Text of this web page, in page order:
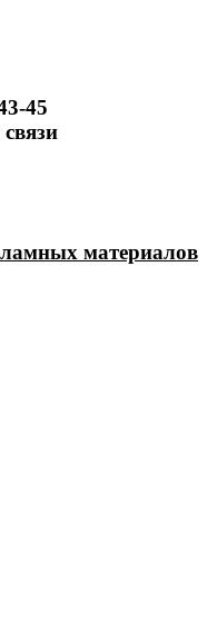
45
материалов